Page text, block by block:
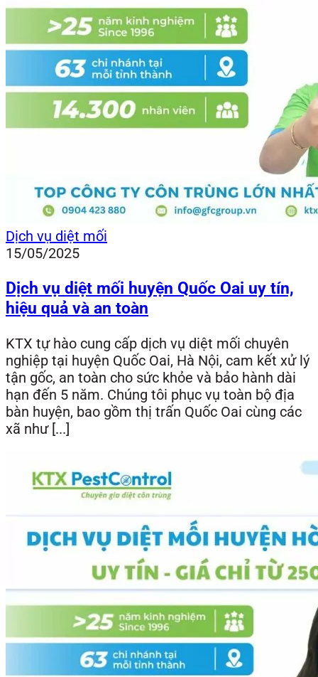
Dịch vụ diệt mối
15/05/2025
Dịch vụ diệt mối huyện Quốc Oai uy tín,
hiệu quả và an toàn
KTX tự hào cung cấp dịch vụ diệt mối chuyên
nghiệp tại huyện Quốc Oai, Hà Nội, cam kết xử lý
tận gốc, an toàn cho sức khỏe và bảo hành dài
hạn đến 5 năm. Chúng tôi phục vụ toàn bộ địa
bàn huyện, bao gồm thị trấn Quốc Oai cùng các
xã như [...]